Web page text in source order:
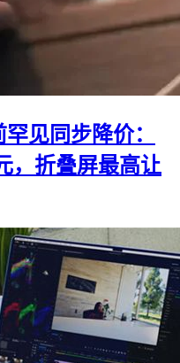
见同步降价：
，折叠屏最高让